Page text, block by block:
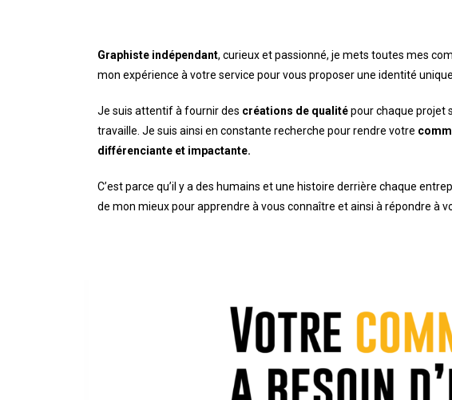
Graphiste indépendant, curieux et passionné, je mets toutes mes
mon expérience à votre service pour vous proposer une identité unique.
Je suis attentif à fournir des créations de qualitépour chaque projet
travaille. Je suis ainsi en constante recherche pour rendre votre
différenciante et impactante.
C’est parce qu’il y a des humains et une histoire derrière chaque
de mon mieux pour apprendre à vous connaître et ainsi à répondre à